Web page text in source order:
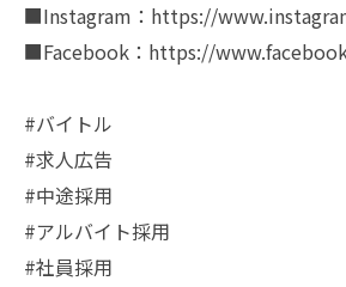
■Instagram：https://
■Facebook：https://
#バイトル
#求人広告
#中途採用
#アルバイト採用
#社員採用